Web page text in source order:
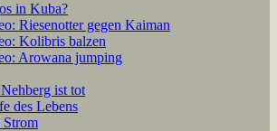
in Kuba?
Riesenotter gegen Kaiman
Kolibris balzen
Arowana jumping
ist tot
des Lebens
Strom